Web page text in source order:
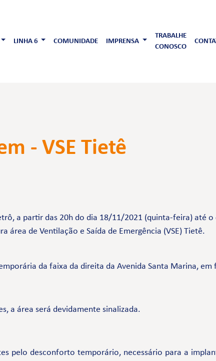
LINHA 6 COMUNIDADE IMPRENSA
TRABALHE
CONOSCO
- VSE Tietê
a partir das 20h do dia 18/11/2021 (quinta-feira) até
de Ventilação e Saída de Emergência (VSE) Tietê.
da faixa da direita da Avenida Santa Marina,
a área será devidamente sinalizada.
pelo desconforto temporário, necessário para a